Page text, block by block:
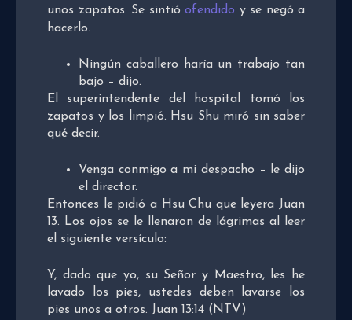
unos zapatos. Se sintió ofendido y se negó a
hacerlo.
Ningún caballero haría un trabajo tan
bajo – dijo.
El superintendente del hospital tomó los
zapatos y los limpió. Hsu Shu miró sin saber
qué decir.
Venga conmigo a mi despacho – le dijo
el director.
Entonces le pidió a Hsu Chu que leyera Juan
13. Los ojos se le llenaron de lágrimas al leer
el siguiente versículo:
Y, dado que yo, su Señor y Maestro, les he
lavado los pies, ustedes deben lavarse los
pies unos a otros. Juan 13:14 (NTV)